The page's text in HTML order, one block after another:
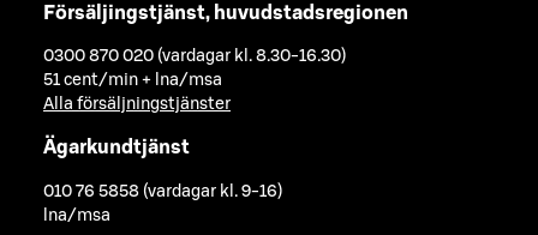
Försäljingstjänst, huvudstadsregionen
0300 870 020 (vardagar kl. 8.30-16.30)
51 cent/min + lna/msa
Alla försäljningstjänster
Ägarkundtjänst
010 76 5858 (vardagar kl. 9-16)
lna/msa